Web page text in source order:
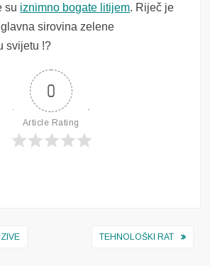
su iznimno bogate litijem. Riječ je
sirovina zelene
svijetu !?
0
Article Rating
TEHNOLOŠKI RAT